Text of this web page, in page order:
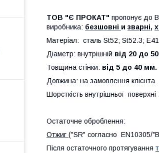
ТОВ "Є ПРОКАТ" пропонує до
виробника: безшовні и зварні,
Матеріал: сталь St52; St52.3;
Діаметр: внутрішній від 20 до
Товщина стінки: від 5 до 40 мм.
Довжина: на замовлення клієнта
Шорсткість внутрішньої
Остаточне оброблення:
Отжиг ("SR" согласно EN10305/
Після остаточного протягування